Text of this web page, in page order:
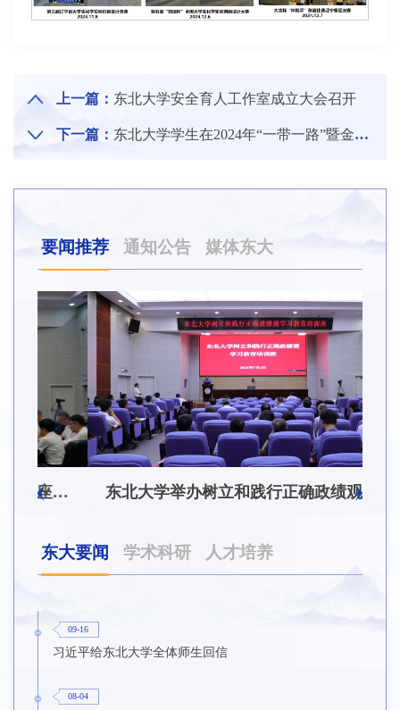
上一篇： 东北大学安全育人工作室成立大会召开
下一篇： 东北大学学生在2024年“一带一路”暨金砖国家技能发展与技术创新大赛创新方法应用赛项中取得佳绩
要闻推荐 通知公告 媒体东大
东北大学举办树立和践行正确政绩观学习教育培训班
东大要闻 学术科研 人才培养
09-16
习近平给东北大学全体师生回信
08-04